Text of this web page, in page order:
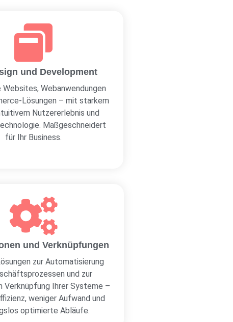
und Development
Websites, Webanwendungen
Lösungen – mit starkem
Nutzererlebnis und
Maßgeschneidert
für Ihr Business.
und Verknüpfungen
zur Automatisierung
und zur
Verknüpfung Ihrer Systeme –
weniger Aufwand und
optimierte Abläufe.